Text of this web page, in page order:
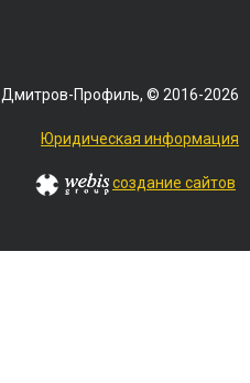
Дмитров-Профиль, © 2016-2026
Юридическая информация
создание сайтов